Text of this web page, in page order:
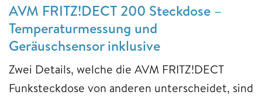
AVM FRITZ!DECT 200 Steckdose –
Temperaturmessung und
Geräuschsensor inklusive
Zwei Details, welche die AVM FRITZ!DECT
Funksteckdose von anderen unterscheidet, sind